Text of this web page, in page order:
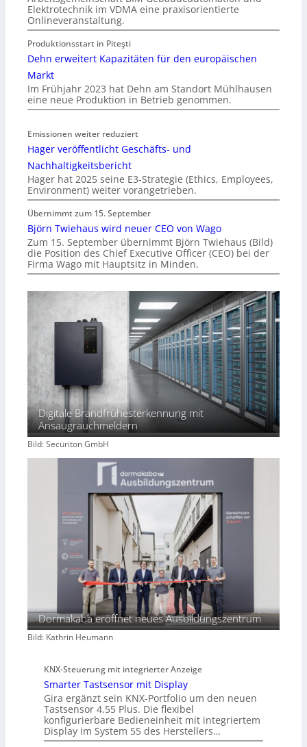
Elektrotechnik im VDMA eine praxisorientierte
Onlineveranstaltung.
Produktionsstart in Piteşti
Dehn erweitert Kapazitäten für den europäischen
Markt
Im Frühjahr 2023 hat Dehn am Standort Mühlhausen
eine neue Produktion in Betrieb genommen.
Emissionen weiter reduziert
Hager veröffentlicht Geschäfts- und
Nachhaltigkeitsbericht
Hager hat 2025 seine E3-Strategie (Ethics, Employees,
Environment) weiter vorangetrieben.
Übernimmt zum 15. September
Björn Twiehaus wird neuer CEO von Wago
Zum 15. September übernimmt Björn Twiehaus (Bild)
die Position des Chief Executive Officer (CEO) bei der
Firma Wago mit Hauptsitz in Minden.
Digitale Brandfrühesterkennung mit
Ansaugrauchmeldern
Bild: Securiton GmbH
Dormakaba eröffnet neues Ausbildungszentrum
Bild: Kathrin Heumann
KNX-Steuerung mit integrierter Anzeige
Smarter Tastsensor mit Display
Gira ergänzt sein KNX-Portfolio um den neuen
Tastsensor 4.55 Plus. Die flexibel
konfigurierbare Bedieneinheit mit integriertem
Display im System 55 des Herstellers…